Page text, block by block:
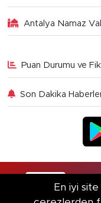
Antalya Namaz
Puan Durumu ve
Son Dakika
En iyi